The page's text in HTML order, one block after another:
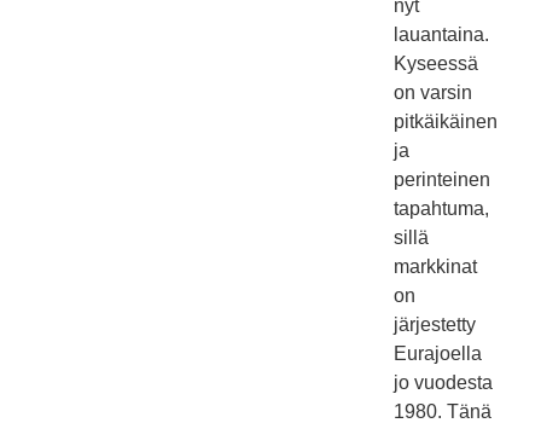
nyt
lauantaina.
Kyseessä
on varsin
pitkäikäinen
ja
perinteinen
tapahtuma,
sillä
markkinat
on
järjestetty
Eurajoella
jo vuodesta
1980. Tänä